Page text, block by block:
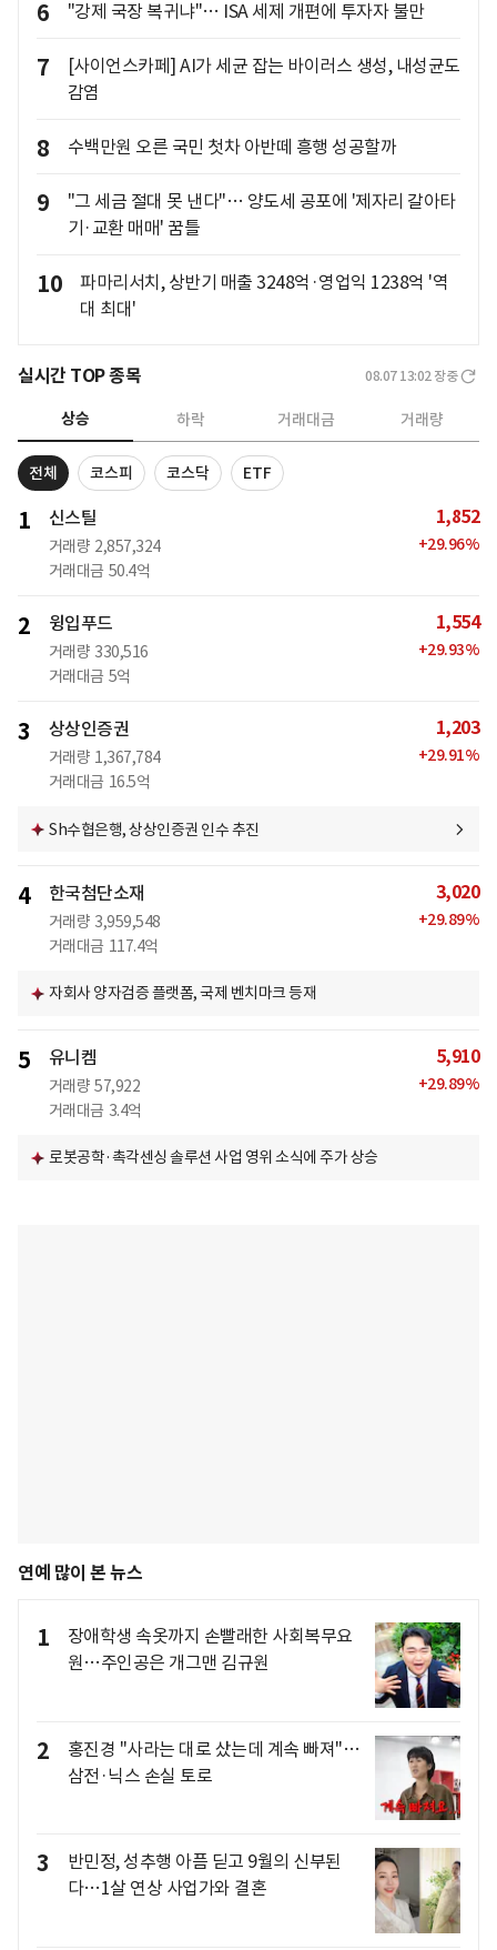
6 "강제 국장 복귀냐"… ISA 세제 개편에 투자자 불만
7
[사이언스카페] AI가 세균 잡는 바이러스 생성, 내성균도
감염
8 수백만원 오른 국민 첫차 아반떼 흥행 성공할까
9
"그 세금 절대 못 낸다"… 양도세 공포에 '제자리 갈아타
기·교환 매매' 꿈틀
10
파마리서치, 상반기 매출 3248억·영업익 1238억 '역
대 최대'
실시간 TOP 종목 08.07 13:02 장중
상승 하락 거래대금 거래량
전체 코스피 코스닥 ETF
1 신스틸
거래량 2,857,324
거래대금 50.4억
1,852
+29.96%
2 윙입푸드
거래량 330,516
거래대금 5억
1,554
+29.93%
3 상상인증권
거래량 1,367,784
거래대금 16.5억
1,203
+29.91%
Sh수협은행, 상상인증권 인수 추진
4 한국첨단소재
거래량 3,959,548
거래대금 117.4억
3,020
+29.89%
자회사 양자검증 플랫폼, 국제 벤치마크 등재
5 유니켐
거래량 57,922
거래대금 3.4억
5,910
+29.89%
로봇공학·촉각센싱 솔루션 사업 영위 소식에 주가 상승
연예 많이 본 뉴스
1
장애학생 속옷까지 손빨래한 사회복무요
원…주인공은 개그맨 김규원
2
홍진경 "사라는 대로 샀는데 계속 빠져"…
삼전·닉스 손실 토로
3
반민정, 성추행 아픔 딛고 9월의 신부된
다…1살 연상 사업가와 결혼